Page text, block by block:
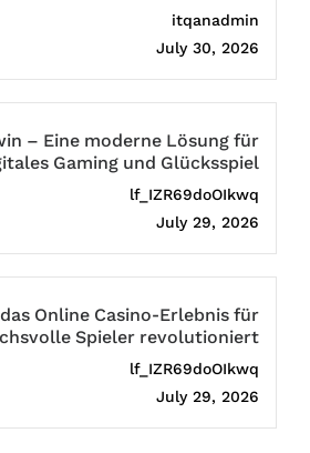
itqanadmin
July 30, 2026
– Eine moderne Lösung für
Gaming und Glücksspiel
lf_IZR69doOIkwq
July 29, 2026
Online Casino-Erlebnis für
Spieler revolutioniert
lf_IZR69doOIkwq
July 29, 2026